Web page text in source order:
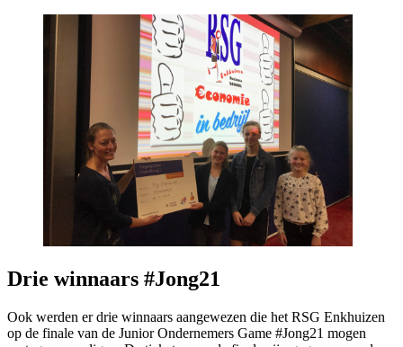
Drie winnaars #Jong21
Ook werden er drie winnaars aangewezen die het RSG Enkhuizen
op de finale van de Junior Ondernemers Game #Jong21 mogen